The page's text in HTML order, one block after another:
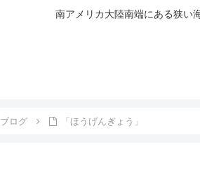
南アメリカ大陸南端にある狭い
ブログ 「ほうげんぎょう」